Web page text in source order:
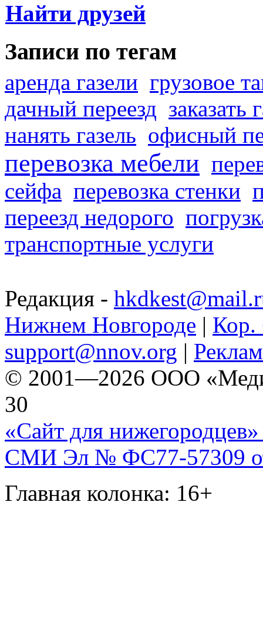
Найти друзей
Записи по тегам
аренда газели грузовое
дачный переезд заказать
нанять газель офисный
перевозка мебели
сейфа перевозка стенки
переезд недорого
транспортные услуги
Редакция -
Нижнем Новгороде | Кор.
support@nnov.org |
© 2001—2026 ООО
30
«Сайт для нижегородцев»
СМИ Эл № ФС77-57309
Главная колонка: 16+